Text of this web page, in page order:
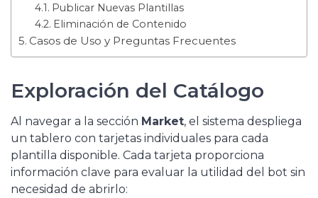
Publicar Nuevas Plantillas
Eliminación de Contenido
Casos de Uso y Preguntas Frecuentes
Exploración del Catálogo
Al navegar a la sección Market, el sistema despliega
un tablero con tarjetas individuales para cada
plantilla disponible. Cada tarjeta proporciona
información clave para evaluar la utilidad del bot sin
necesidad de abrirlo: